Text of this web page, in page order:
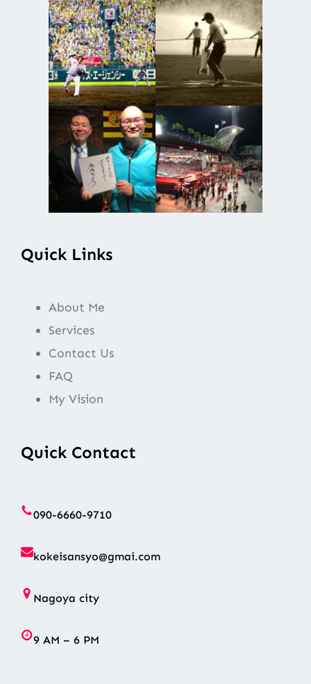
Quick Links
About Me
Services
Contact Us
FAQ
My Vision
Quick Contact
090-6660-9710
kokeisansyo@gmai.com
Nagoya city
9 AM – 6 PM